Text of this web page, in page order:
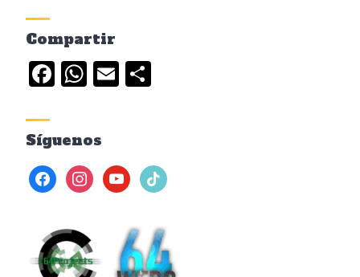
Compartir
Facebook
WhatsApp
Email
Síguenos
facebookinstagramyoutubetiktok